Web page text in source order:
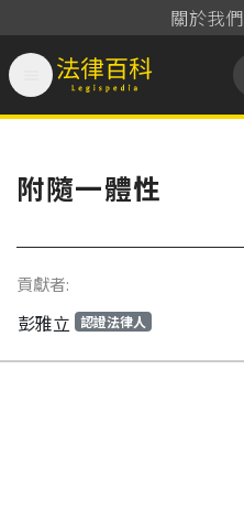
關於我們
法律百科 Legispedia
附隨一體性
貢獻者:
彭雅立 認證法律人